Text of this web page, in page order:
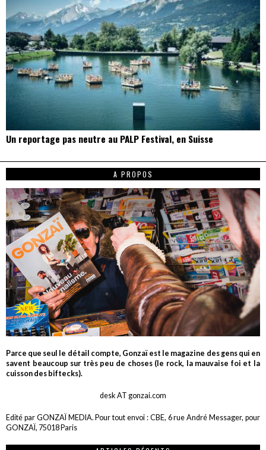
Un reportage pas neutre au PALP Festival, en Suisse
A PROPOS
Parce que seul le détail compte, Gonzaï est le magazine des gens qui en
savent beaucoup sur très peu de choses (le rock, la mauvaise foi et la
cuisson des biftecks).
desk AT gonzai.com
Edité par GONZAÏ MEDIA. Pour tout envoi : CBE, 6 rue André Messager, pour
GONZAÏ, 75018 Paris